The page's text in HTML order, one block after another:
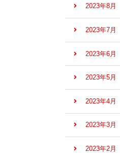
2023年8月
2023年7月
2023年6月
2023年5月
2023年4月
2023年3月
2023年2月